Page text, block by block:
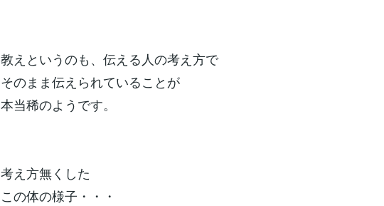
教えというのも、伝える人の考え方で
そのまま伝えられていることが
本当稀のようです。
考え方無くした
この体の様子・・・